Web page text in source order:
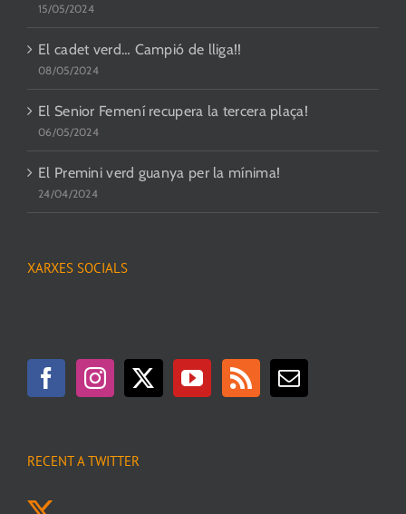
15/05/2024
El cadet verd… Campió de lliga!!
08/05/2024
El Senior Femení recupera la tercera plaça!
06/05/2024
El Premini verd guanya per la mínima!
24/04/2024
XARXES SOCIALS
RECENT A TWITTER